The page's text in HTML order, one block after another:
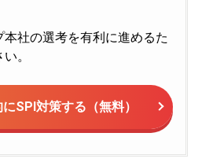
社の選考を有利に進めるた
。
SPI対策する（無料）